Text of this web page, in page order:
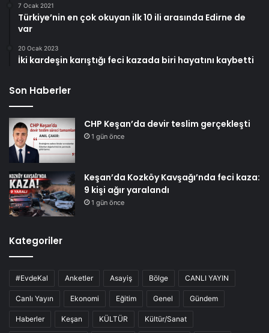
7 Ocak 2021
Türkiye’nin en çok okuyan ilk 10 ili arasında Edirne de
var
20 Ocak 2023
İki kardeşin karıştığı feci kazada biri hayatını kaybetti
Son Haberler
CHP Keşan’da devir teslim gerçekleşti
1 gün önce
Keşan’da Kozköy Kavşağı’nda feci kaza:
9 kişi ağır yaralandı
1 gün önce
Kategoriler
#EvdeKal Anketler Asayiş Bölge CANLI YAYIN
Canlı Yayın Ekonomi Eğitim Genel Gündem
Haberler Keşan KÜLTÜR Kültür/Sanat